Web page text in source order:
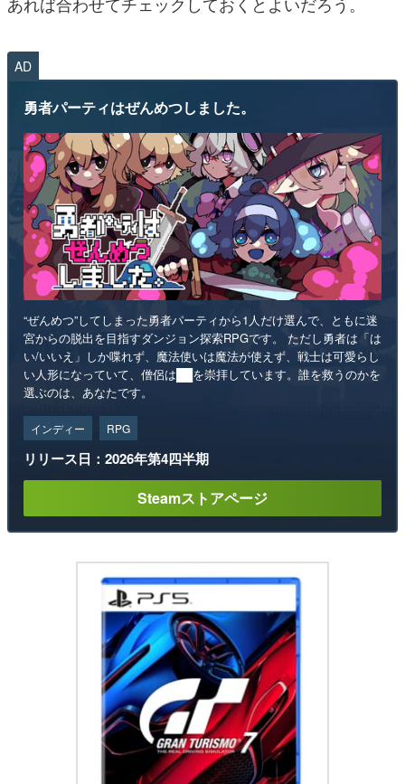
AD
勇者パーティはぜんめつしました。
“ぜんめつ”してしまった勇者パーティから1人だけ選んで、ともに迷
宮からの脱出を目指すダンジョン探索RPGです。 ただし勇者は「は
い/いいえ」しか喋れず、魔法使いは魔法が使えず、戦士は可愛らし
い人形になっていて、僧侶は██を崇拝しています。誰を救うのかを
選ぶのは、あなたです。
インディー RPG
リリース日：2026年第4四半期
Steamストアページ